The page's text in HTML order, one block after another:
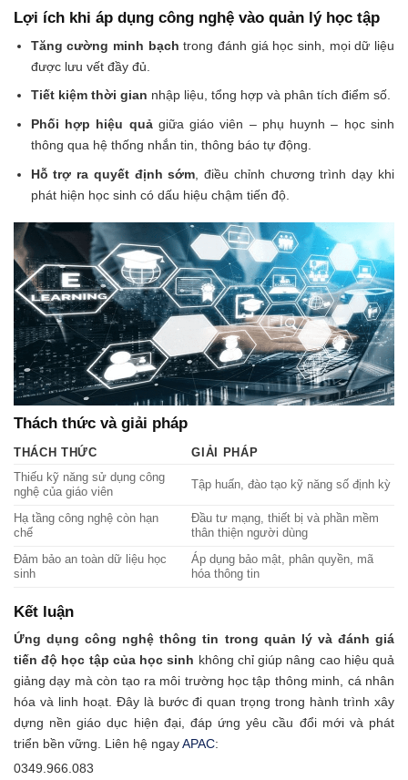
Lợi ích khi áp dụng công nghệ vào quản lý học tập
Tăng cường minh bạch trong đánh giá học sinh, mọi dữ liệu
được lưu vết đầy đủ.
Tiết kiệm thời gian nhập liệu, tổng hợp và phân tích điểm số.
Phối hợp hiệu quảgiữa giáo viên – phụ huynh – học sinh
thông qua hệ thống nhắn tin, thông báo tự động.
Hỗ trợ ra quyết định sớm , điều chỉnh chương trình dạy khi
phát hiện học sinh có dấu hiệu chậm tiến độ.
Thách thức và giải pháp
THÁCH THỨC
GIẢI PHÁP
Thiếu kỹ năng sử dụng công
nghệ của giáo viên
Tập huấn, đào tạo kỹ năng số định kỳ
Hạ tầng công nghệ còn hạn
chế
Đầu tư mạng, thiết bị và phần mềm
thân thiện người dùng
Đảm bảo an toàn dữ liệu học
sinh
Áp dụng bảo mật, phân quyền, mã
hóa thông tin
Kết luận
Ứng dụng công nghệ thông tin trong quản lý và đánh giá
tiến độ học tập của học sinh không chỉ giúp nâng cao hiệu quả
giảng dạy mà còn tạo ra môi trường học tập thông minh, cá nhân
hóa và linh hoạt. Đây là bước đi quan trọng trong hành trình xây
dựng nền giáo dục hiện đại, đáp ứng yêu cầu đổi mới và phát
triển bền vững. Liên hệ ngayAPAC:
0349.966.083